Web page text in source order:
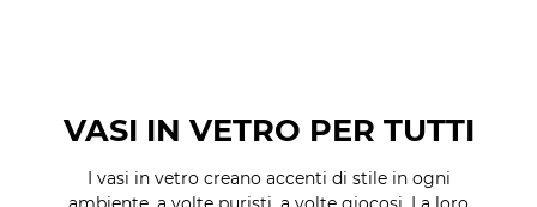
VASI IN VETRO PER TUTTI
I vasi in vetro creano accenti di stile in ogni